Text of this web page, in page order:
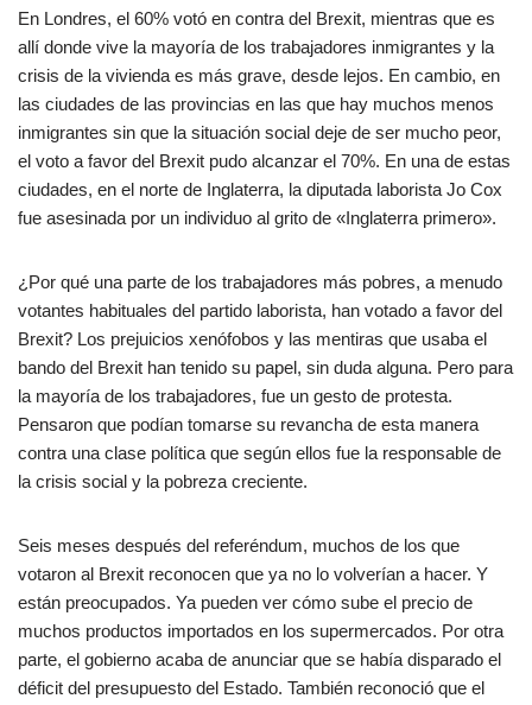
En Londres, el 60% votó en contra del Brexit, mientras que es
allí donde vive la mayoría de los trabajadores inmigrantes y la
crisis de la vivienda es más grave, desde lejos. En cambio, en
las ciudades de las provincias en las que hay muchos menos
inmigrantes sin que la situación social deje de ser mucho peor,
el voto a favor del Brexit pudo alcanzar el 70%. En una de estas
ciudades, en el norte de Inglaterra, la diputada laborista Jo Cox
fue asesinada por un individuo al grito de «Inglaterra primero».
¿Por qué una parte de los trabajadores más pobres, a menudo
votantes habituales del partido laborista, han votado a favor del
Brexit? Los prejuicios xenófobos y las mentiras que usaba el
bando del Brexit han tenido su papel, sin duda alguna. Pero para
la mayoría de los trabajadores, fue un gesto de protesta.
Pensaron que podían tomarse su revancha de esta manera
contra una clase política que según ellos fue la responsable de
la crisis social y la pobreza creciente.
Seis meses después del referéndum, muchos de los que
votaron al Brexit reconocen que ya no lo volverían a hacer. Y
están preocupados. Ya pueden ver cómo sube el precio de
muchos productos importados en los supermercados. Por otra
parte, el gobierno acaba de anunciar que se había disparado el
déficit del presupuesto del Estado. También reconoció que el